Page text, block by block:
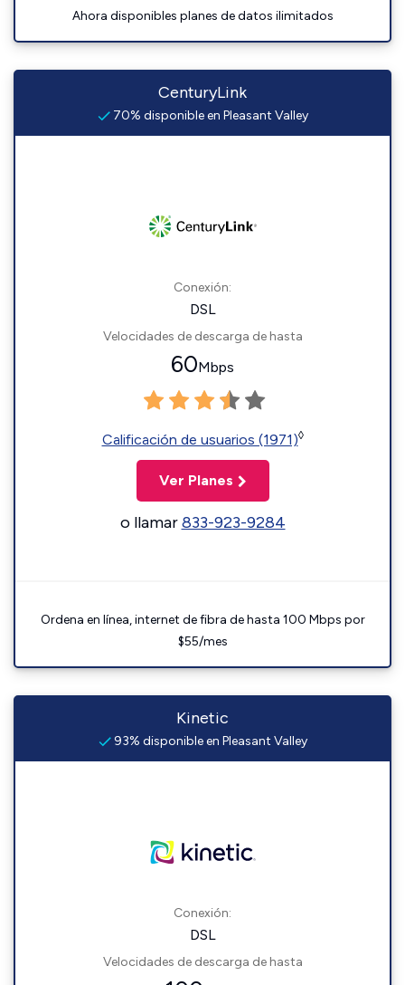
Ahora disponibles planes de datos ilimitados
CenturyLink
70% disponible en Pleasant Valley
Conexión:
DSL
Velocidades de descarga de hasta
60Mbps
Calificación de usuarios (1971)◊
Ver Planes
o llamar833-923-9284
Ordena en línea, internet de fibra de hasta 100 Mbps por
$55/mes
Kinetic
93% disponible en Pleasant Valley
Conexión:
DSL
Velocidades de descarga de hasta